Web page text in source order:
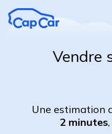
Vendre
Une estimation
2 minutes